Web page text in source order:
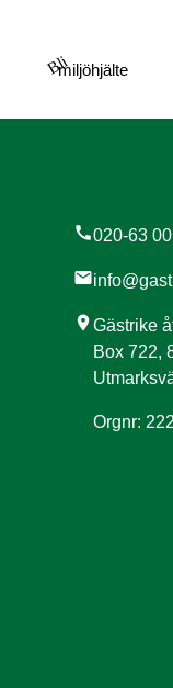
Blimiljöhjälte
call020-63
mail
location_onGästrike
Box 722,
Orgnr: